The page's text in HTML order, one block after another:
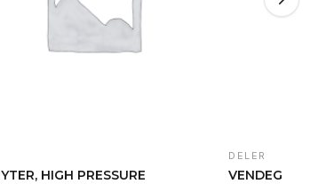
HIGH PRESSURE
DELER